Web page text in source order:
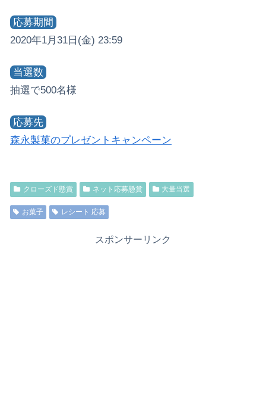
応募期間
2020年1月31日(金) 23:59
当選数
抽選で500名様
応募先
森永製菓のプレゼントキャンペーン
クローズド懸賞 ネット応募懸賞 大量当選
お菓子 レシート 応募
スポンサーリンク